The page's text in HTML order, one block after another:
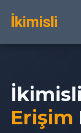
İkimisli
İkimisli
Erişim